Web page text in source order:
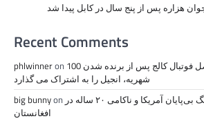
هزاره پس از پنج سال در کابل پیدا شد
Recent Comments
phlwinneron برنده نیم فصل فوتبال کالج پس از برنده شدن 100G دلار
شهریه، انجیل را به اشتراک می گذارد
big bunnyon یازدهم سپتامبر؛ آغاز جنگ بی‌پایان آمریکا و ناکامی ۲۰ ساله در
افغانستان